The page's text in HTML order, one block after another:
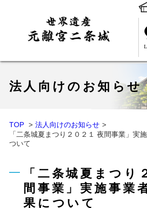
法人向けのお知らせ
TOP
法人向けのお知らせ
「二条城夏まつり２０２１ 夜間事業」実
ついて
「二条城夏まつり
間事業」実施事業
果について